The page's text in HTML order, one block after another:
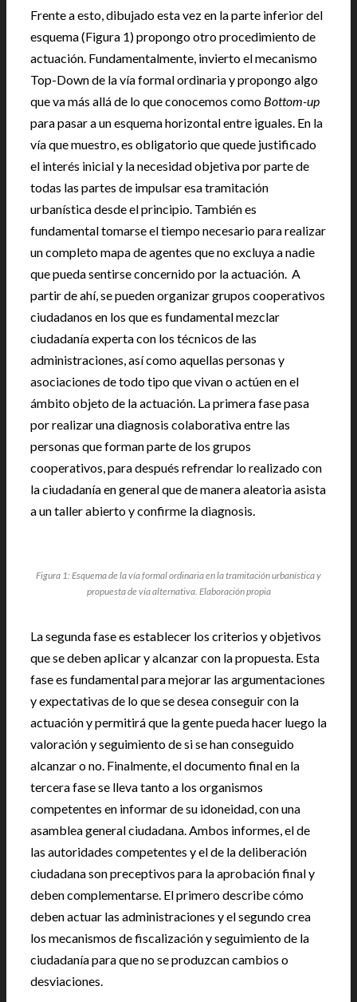
Frente a esto, dibujado esta vez en la parte inferior del
esquema (Figura 1) propongo otro procedimiento de
actuación. Fundamentalmente, invierto el mecanismo
Top-Down de la vía formal ordinaria y propongo algo
que va más allá de lo que conocemos como Bottom-up
para pasar a un esquema horizontal entre iguales. En la
vía que muestro, es obligatorio que quede justificado
el interés inicial y la necesidad objetiva por parte de
todas las partes de impulsar esa tramitación
urbanística desde el principio. También es
fundamental tomarse el tiempo necesario para realizar
un completo mapa de agentes que no excluya a nadie
que pueda sentirse concernido por la actuación. A
partir de ahí, se pueden organizar grupos cooperativos
ciudadanos en los que es fundamental mezclar
ciudadanía experta con los técnicos de las
administraciones, así como aquellas personas y
asociaciones de todo tipo que vivan o actúen en el
ámbito objeto de la actuación. La primera fase pasa
por realizar una diagnosis colaborativa entre las
personas que forman parte de los grupos
cooperativos, para después refrendar lo realizado con
la ciudadanía en general que de manera aleatoria asista
a un taller abierto y confirme la diagnosis.
Figura 1: Esquema de la vía formal ordinaria en la tramitación urbanística y
propuesta de vía alternativa. Elaboración propia
La segunda fase es establecer los criterios y objetivos
que se deben aplicar y alcanzar con la propuesta. Esta
fase es fundamental para mejorar las argumentaciones
y expectativas de lo que se desea conseguir con la
actuación y permitirá que la gente pueda hacer luego la
valoración y seguimiento de si se han conseguido
alcanzar o no. Finalmente, el documento final en la
tercera fase se lleva tanto a los organismos
competentes en informar de su idoneidad, con una
asamblea general ciudadana. Ambos informes, el de
las autoridades competentes y el de la deliberación
ciudadana son preceptivos para la aprobación final y
deben complementarse. El primero describe cómo
deben actuar las administraciones y el segundo crea
los mecanismos de fiscalización y seguimiento de la
ciudadanía para que no se produzcan cambios o
desviaciones.